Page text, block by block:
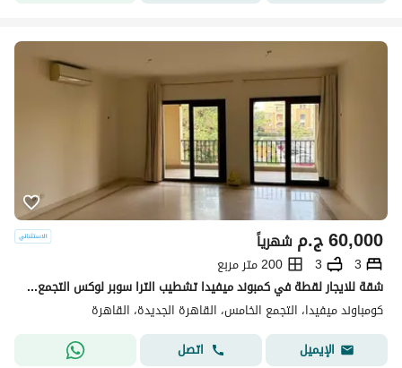
ج.م60,000 شهرياً
3
3
200 متر مربع
شقة للايجار لقطة في كمبوند ميفيدا تشطيب الترا سوبر لوكس التجمع الخامس
كومباوند ميفيدا، التجمع الخامس، القاهرة الجديدة، القاهرة
الإيميل
اتصل